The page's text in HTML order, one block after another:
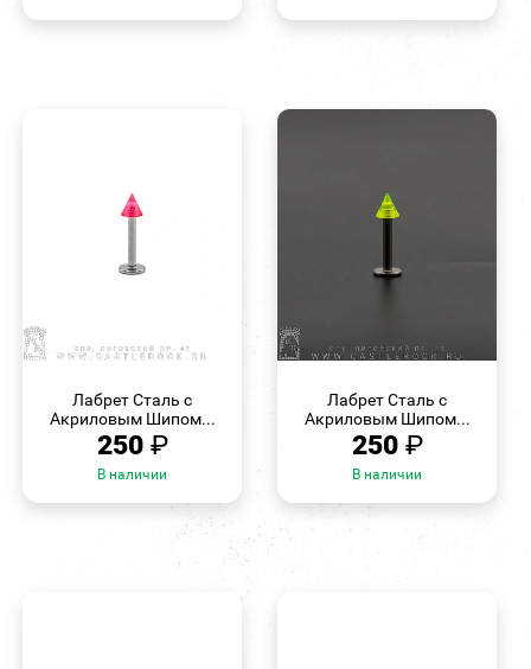
Лабрет Сталь с
Акриловым Шипом...
250 ₽
В наличии
Лабрет Сталь с
Акриловым Шипом...
250 ₽
В наличии